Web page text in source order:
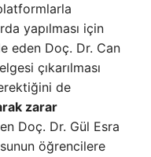
yapılması için
eden Doç. Dr. Can
çıkarılması
de
zarar
Doç. Dr. Gül Esra
öğrencilere